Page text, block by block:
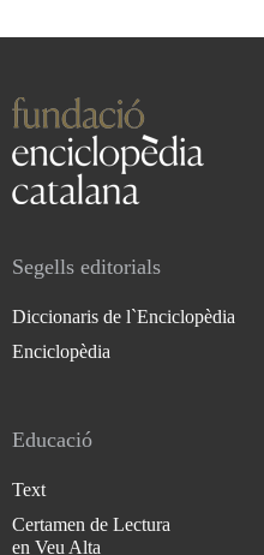
Segells editorials
Diccionaris de l`Enciclopèdia
Enciclopèdia
Educació
Text
Certamen de Lectura
en Veu Alta